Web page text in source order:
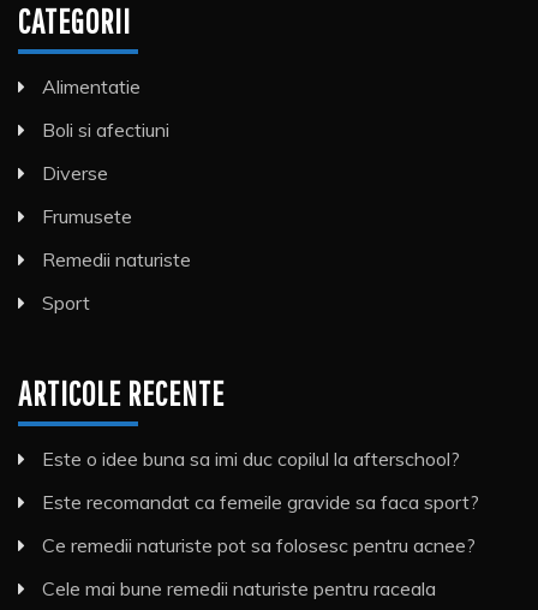
CATEGORII
Alimentatie
Boli si afectiuni
Diverse
Frumusete
Remedii naturiste
Sport
ARTICOLE RECENTE
Este o idee buna sa imi duc copilul la afterschool?
Este recomandat ca femeile gravide sa faca sport?
Ce remedii naturiste pot sa folosesc pentru acnee?
Cele mai bune remedii naturiste pentru raceala